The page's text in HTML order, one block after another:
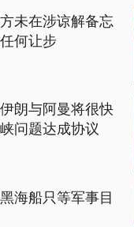
未在涉谅解备忘
何让步
朗与阿曼将很快
问题达成协议
海船只等军事目